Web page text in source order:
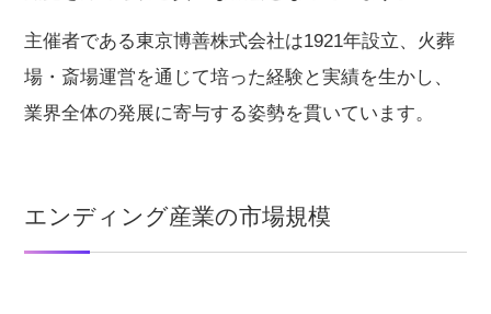
主催者である東京博善株式会社は1921年設立、火葬
場・斎場運営を通じて培った経験と実績を生かし、
業界全体の発展に寄与する姿勢を貫いています。
エンディング産業の市場規模